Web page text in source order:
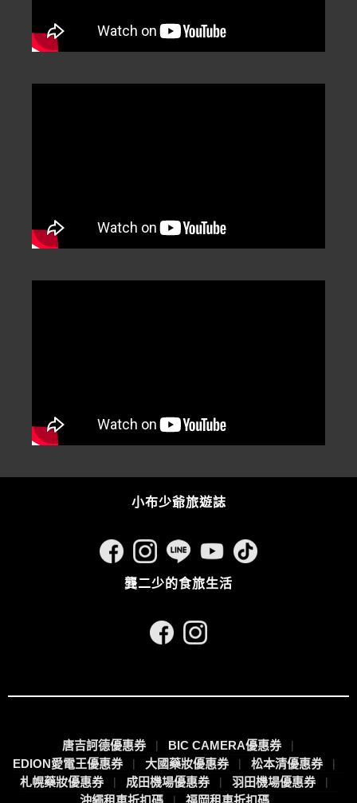
小布少爺旅遊誌
龔二少的食旅生活
唐吉訶德優惠券
BIC CAMERA優惠券
EDION愛電王優惠券
大國藥妝優惠券
松本清優惠券
札幌藥妝優惠券
成田機場優惠券
羽田機場優惠券
沖繩租車折扣碼